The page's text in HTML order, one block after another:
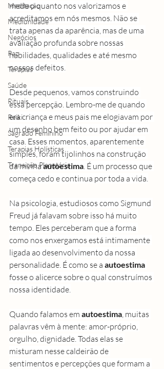
Meditação
Mediunidade
Negócios
Paz
Terapias
Saúde
Rituais
Reiki
Sagrado Feminino
Terapias Holísticas
Transição Planetária
mede o quanto nos valorizamos e
acreditamos em nós mesmos. Não se
trata apenas da aparência, mas de uma
avaliação profunda sobre nossas
habilidades, qualidades e até mesmo
nossos defeitos.
Desde pequenos, vamos construindo
essa percepção. Lembro-me de quando
era criança e meus pais me elogiavam por
um desenho bem feito ou por ajudar em
casa. Esses momentos, aparentemente
simples, foram tijolinhos na construção
da minha autoestima. É um processo que
começa cedo e continua por toda a vida.
Na psicologia, estudiosos como Sigmund
Freud já falavam sobre isso há muito
tempo. Eles perceberam que a forma
como nos enxergamos está intimamente
ligada ao desenvolvimento da nossa
personalidade. É como se a autoestima
fosse o alicerce sobre o qual construímos
nossa identidade.
Quando falamos em autoestima, muitas
palavras vêm à mente: amor-próprio,
orgulho, dignidade. Todas elas se
misturam nesse caldeirão de
sentimentos e percepções que formam a